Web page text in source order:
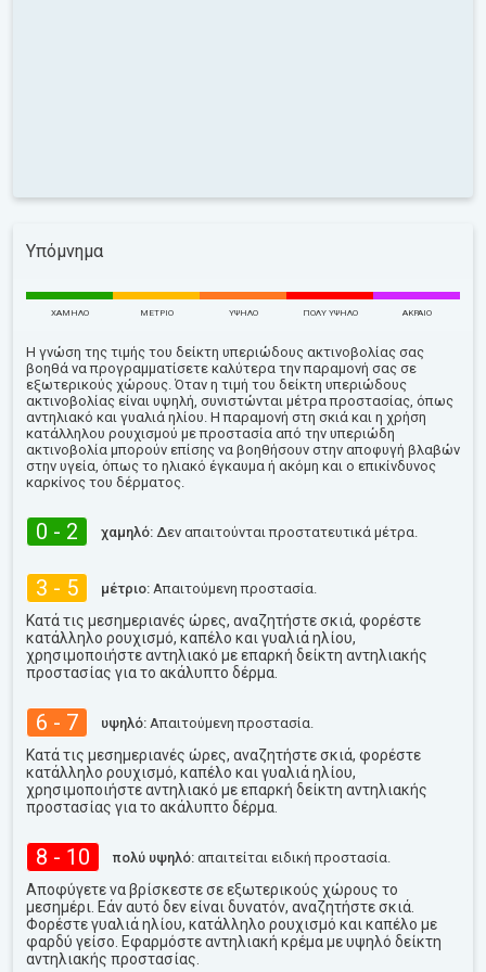
Υπόμνημα
ΧΑΜΗΛΌ ΜΈΤΡΙΟ ΥΨΗΛΌ ΠΟΛΎ ΥΨΗΛΌ ΑΚΡΑΊΟ
Η γνώση της τιμής του δείκτη υπεριώδους ακτινοβολίας σας
βοηθά να προγραμματίσετε καλύτερα την παραμονή σας σε
εξωτερικούς χώρους. Όταν η τιμή του δείκτη υπεριώδους
ακτινοβολίας είναι υψηλή, συνιστώνται μέτρα προστασίας, όπως
αντηλιακό και γυαλιά ηλίου. Η παραμονή στη σκιά και η χρήση
κατάλληλου ρουχισμού με προστασία από την υπεριώδη
ακτινοβολία μπορούν επίσης να βοηθήσουν στην αποφυγή βλαβών
στην υγεία, όπως το ηλιακό έγκαυμα ή ακόμη και ο επικίνδυνος
καρκίνος του δέρματος.
0 - 2 χαμηλό: Δεν απαιτούνται προστατευτικά μέτρα.
3 - 5 μέτριο: Απαιτούμενη προστασία.
Κατά τις μεσημεριανές ώρες, αναζητήστε σκιά, φορέστε
κατάλληλο ρουχισμό, καπέλο και γυαλιά ηλίου,
χρησιμοποιήστε αντηλιακό με επαρκή δείκτη αντηλιακής
προστασίας για το ακάλυπτο δέρμα.
6 - 7 υψηλό: Απαιτούμενη προστασία.
Κατά τις μεσημεριανές ώρες, αναζητήστε σκιά, φορέστε
κατάλληλο ρουχισμό, καπέλο και γυαλιά ηλίου,
χρησιμοποιήστε αντηλιακό με επαρκή δείκτη αντηλιακής
προστασίας για το ακάλυπτο δέρμα.
8 - 10 πολύ υψηλό: απαιτείται ειδική προστασία.
Αποφύγετε να βρίσκεστε σε εξωτερικούς χώρους το
μεσημέρι. Εάν αυτό δεν είναι δυνατόν, αναζητήστε σκιά.
Φορέστε γυαλιά ηλίου, κατάλληλο ρουχισμό και καπέλο με
φαρδύ γείσο. Εφαρμόστε αντηλιακή κρέμα με υψηλό δείκτη
αντηλιακής προστασίας.